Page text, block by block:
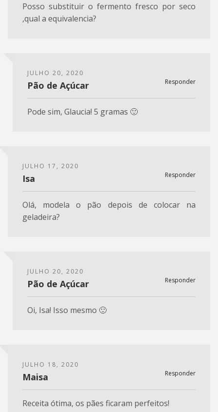
Posso substituir o fermento fresco por seco
,qual a equivalencia?
JULHO 20, 2020
Responder
Pão de Açúcar
Pode sim, Glaucia! 5 gramas 🙂
JULHO 17, 2020
Responder
Isa
Olá, modela o pão depois de colocar na
geladeira?
JULHO 20, 2020
Responder
Pão de Açúcar
Oi, Isa! Isso mesmo 🙂
JULHO 18, 2020
Responder
Maisa
Receita ótima, os pães ficaram perfeitos!